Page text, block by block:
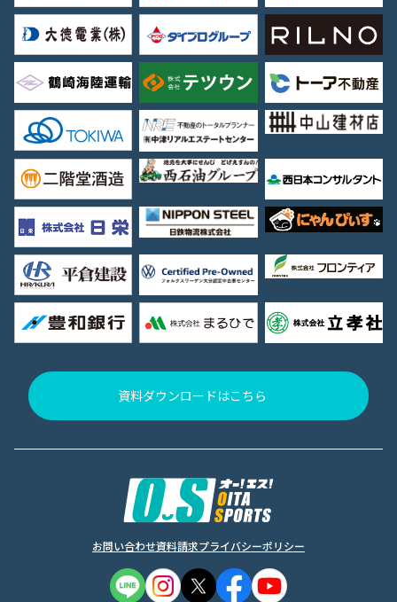
資料ダウンロードはこちら
お問い合わせ資料請求プライバシーポリシー